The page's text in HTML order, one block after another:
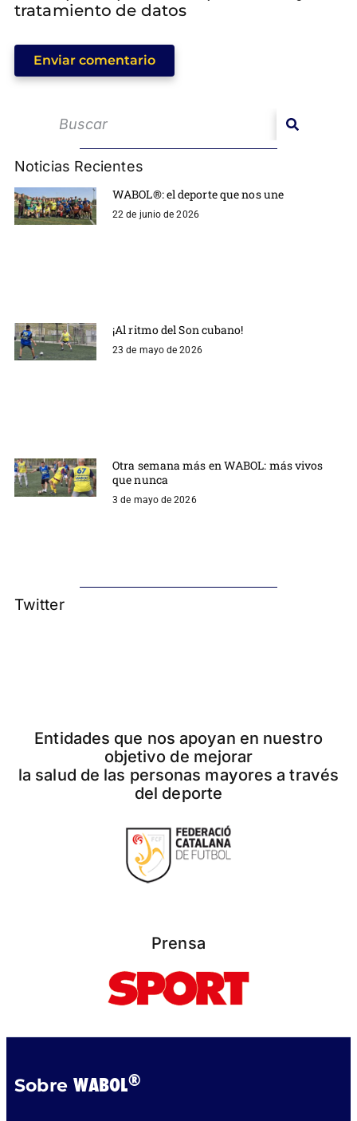
tratamiento de datos
Enviar comentario
Noticias Recientes
WABOL®: el deporte que nos une
22 de junio de 2026
¡Al ritmo del Son cubano!
23 de mayo de 2026
Otra semana más en WABOL: más vivos
que nunca
3 de mayo de 2026
Twitter
Entidades que nos apoyan en nuestro
objetivo de mejorar
la salud de las personas mayores a través
del deporte
Prensa
Sobre WABOL®